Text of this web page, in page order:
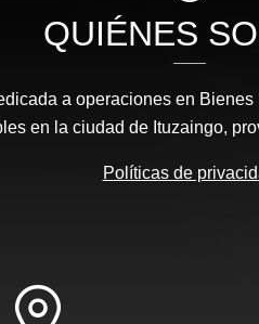
QUIÉNES
a operaciones en
en la ciudad de Ituzaingo,
Políticas de